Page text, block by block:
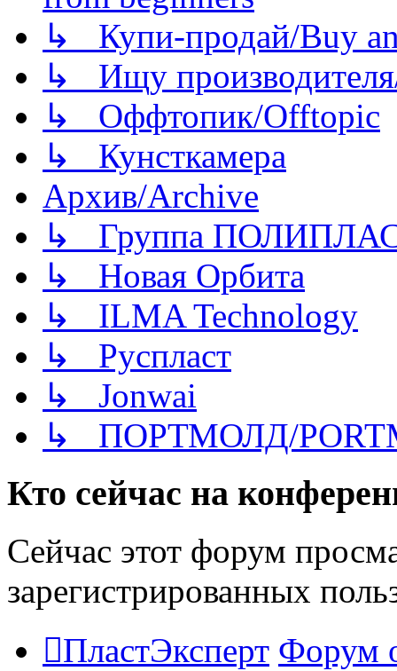
↳ Купи-продай/Buy
↳ Ищу
↳ Оффтопик/Offtopic
↳ Кунсткамера
Архив/Archive
↳ Группа
↳ Новая Орбита
↳ ILMA Technology
↳ Руспласт
↳ Jonwai
↳ ПОРТМОЛД/
Кто сейчас на
Сейчас этот форум
зарегистрированных
ПластЭксперт Форум